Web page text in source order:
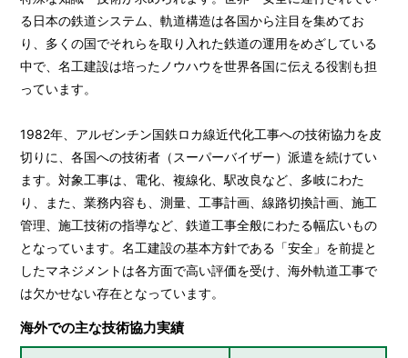
る日本の鉄道システム、軌道構造は各国から注目を集めてお
り、多くの国でそれらを取り入れた鉄道の運用をめざしている
中で、名工建設は培ったノウハウを世界各国に伝える役割も担
っています。
1982年、アルゼンチン国鉄ロカ線近代化工事への技術協力を皮
切りに、各国への技術者（スーパーバイザー）派遣を続けてい
ます。対象工事は、電化、複線化、駅改良など、多岐にわた
り、また、業務内容も、測量、工事計画、線路切換計画、施工
管理、施工技術の指導など、鉄道工事全般にわたる幅広いもの
となっています。名工建設の基本方針である「安全」を前提と
したマネジメントは各方面で高い評価を受け、海外軌道工事で
は欠かせない存在となっています。
海外での主な技術協力実績